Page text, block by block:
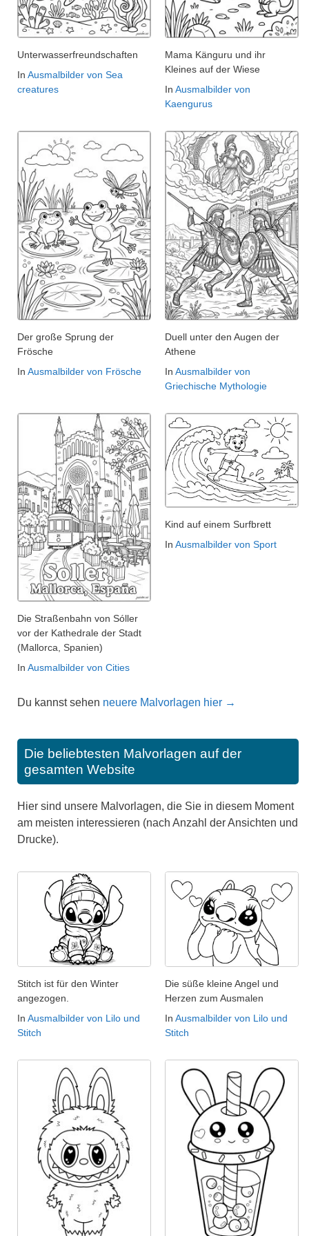
Unterwasserfreundschaften
In Ausmalbilder von Sea
creatures
Mama Känguru und ihr
Kleines auf der Wiese
In Ausmalbilder von
Kaengurus
Der große Sprung der
Frösche
In Ausmalbilder von Frösche
Duell unter den Augen der
Athene
In Ausmalbilder von
Griechische Mythologie
Die Straßenbahn von Sóller
vor der Kathedrale der Stadt
(Mallorca, Spanien)
In Ausmalbilder von Cities
Kind auf einem Surfbrett
In Ausmalbilder von Sport
Du kannst sehen neuere Malvorlagen hier →
Die beliebtesten Malvorlagen auf der
gesamten Website
Hier sind unsere Malvorlagen, die Sie in diesem Moment
am meisten interessieren (nach Anzahl der Ansichten und
Drucke).
Stitch ist für den Winter
angezogen.
In Ausmalbilder von Lilo und
Stitch
Die süße kleine Angel und
Herzen zum Ausmalen
In Ausmalbilder von Lilo und
Stitch